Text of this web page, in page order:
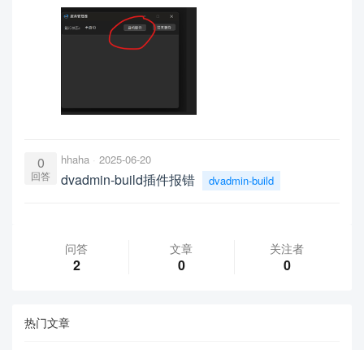
0
回答
hhaha 2025-06-20
dvadmin-build插件报错 dvadmin-build
问答
2
文章
0
关注者
0
热门文章